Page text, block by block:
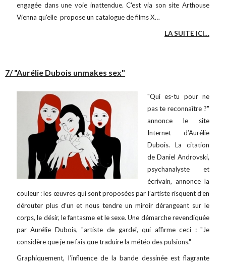
engagée dans une voie inattendue. C'est via son site Arthouse
Vienna qu'elle propose un catalogue de films X…
LA SUITE ICI…
7/ "Aurélie Dubois unmakes sex"
"Qui es-tu pour ne
pas te reconnaître ?"
annonce le site
Internet d’Aurélie
Dubois. La citation
de Daniel Androvski,
psychanalyste et
écrivain, annonce la
couleur : les œuvres qui sont proposées par l’artiste risquent d’en
dérouter plus d’un et nous tendre un miroir dérangeant sur le
corps, le désir, le fantasme et le sexe. Une démarche revendiquée
par Aurélie Dubois, "artiste de garde", qui affirme ceci : "Je
considère que je ne fais que traduire la météo des pulsions."
Graphiquement, l’influence de la bande dessinée est flagrante